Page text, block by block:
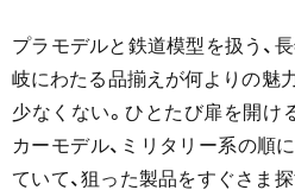
プラモデルと鉄道模型を扱う、
岐にわたる品揃えが何よりの魅
少なくない。ひとたび扉を開け
カーモデル、ミリタリー系の順
ていて、狙った製品をすぐさま